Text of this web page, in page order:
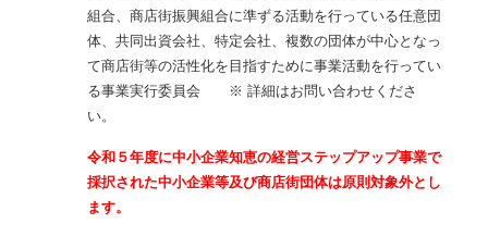
組合、商店街振興組合に準ずる活動を行っている任意団
体、共同出資会社、特定会社、複数の団体が中心となっ
て商店街等の活性化を目指すために事業活動を行ってい
る事業実行委員会 ※ 詳細はお問い合わせくださ
い。
令和５年度に中小企業知恵の経営ステップアップ事業で
採択された中小企業等及び商店街団体は原則対象外とし
ます。